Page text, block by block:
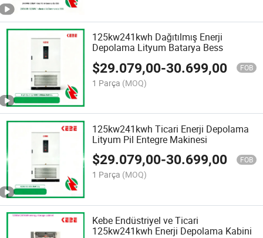
125kw241kwh Dağıtılmış Enerji
Depolama Lityum Batarya Bess
$29.079,00-30.699,00 FOB
1 Parça (MOQ)
125kw241kwh Ticari Enerji Depolama
Lityum Pil Entegre Makinesi
$29.079,00-30.699,00 FOB
1 Parça (MOQ)
Kebe Endüstriyel ve Ticari
125kw241kwh Enerji Depolama Kabini